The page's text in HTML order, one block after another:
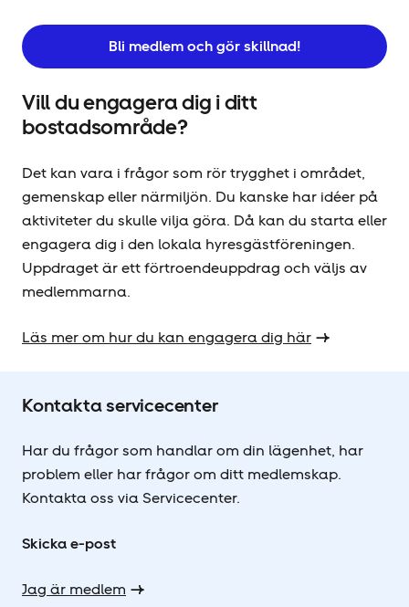
Bli medlem och gör skillnad!
Vill du engagera dig i ditt
bostadsområde?
Det kan vara i frågor som rör trygghet i området,
gemenskap eller närmiljön. Du kanske har idéer på
aktiviteter du skulle vilja göra. Då kan du starta eller
engagera dig i den lokala hyresgäst­föreningen.
Uppdraget är ett förtroendeuppdrag och väljs av
medlemmarna.
Läs mer om hur du kan engagera dig här
Kontakta servicecenter
Har du frågor som handlar om din lägenhet, har
problem eller har frågor om ditt medlemskap.
Kontakta oss via Servicecenter.
Skicka e-post
Jag är medlem